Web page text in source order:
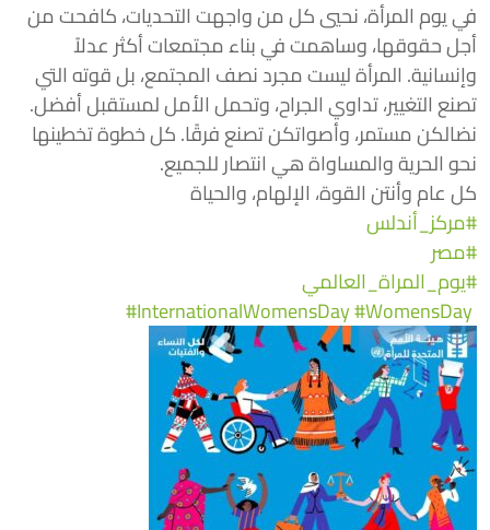
‏في يوم المرأة، نحيي كل من واجهت التحديات، كافحت من
أجل حقوقها، وساهمت في بناء مجتمعات أكثر عدلاً
وإنسانية. المرأة ليست مجرد نصف المجتمع، بل قوته التي
تصنع التغيير، تداوي الجراح، وتحمل الأمل لمستقبل أفضل.
‏نضالكن مستمر، وأصواتكن تصنع فرقًا. كل خطوة تخطينها
نحو الحرية والمساواة هي انتصار للجميع.
‏كل عام وأنتن القوة، الإلهام، والحياة
#مركز_أندلس
#مصر
#يوم_المراة_العالمي
#WomensDay
#InternationalWomensDay